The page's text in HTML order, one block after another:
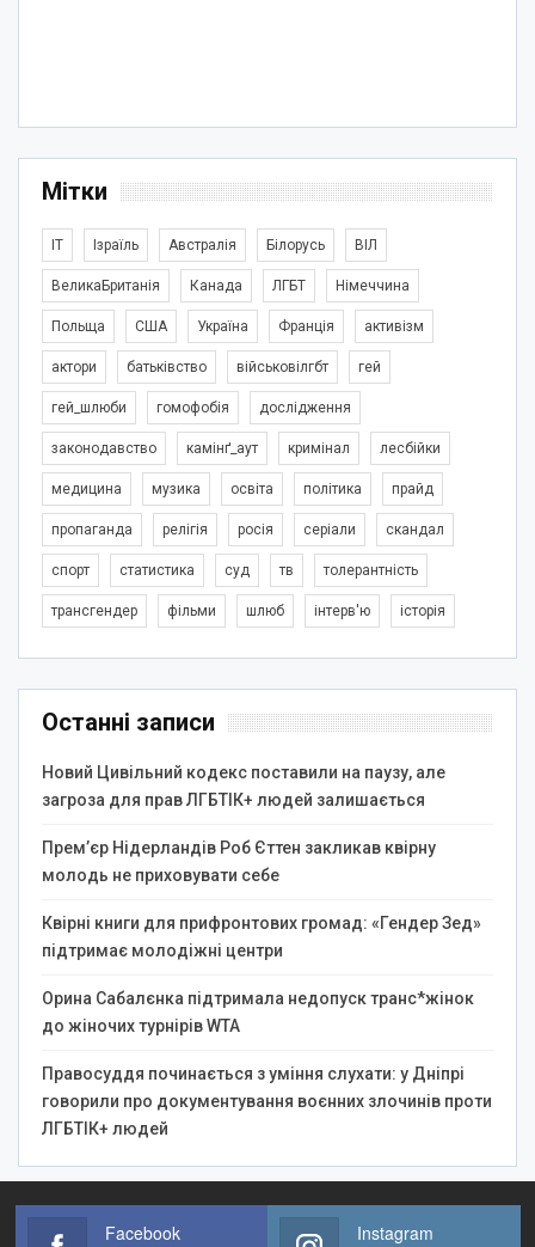
Мітки
IT Ізраїль Австралія Білорусь ВІЛ
ВеликаБританія Канада ЛГБТ Німеччина
Польща США Україна Франція активізм
актори батьківство військовілгбт гей
гей_шлюби гомофобія дослідження
законодавство камінґ_аут кримінал лесбійки
медицина музика освіта політика прайд
пропаганда релігія росія серіали скандал
спорт статистика суд тв толерантність
трансгендер фільми шлюб інтерв'ю історія
Останні записи
Новий Цивільний кодекс поставили на паузу, але
загроза для прав ЛГБТІК+ людей залишається
Прем’єр Нідерландів Роб Єттен закликав квірну
молодь не приховувати себе
Квірні книги для прифронтових громад: «Гендер Зед»
підтримає молодіжні центри
Орина Сабалєнка підтримала недопуск транс*жінок
до жіночих турнірів WTA
Правосуддя починається з уміння слухати: у Дніпрі
говорили про документування воєнних злочинів проти
ЛГБТІК+ людей
Facebook Instagram